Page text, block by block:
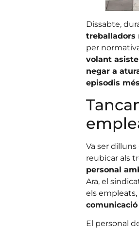
Dissabte,
treballadors
per
volant
negar a
episodis
Va ser
reubicar als
personal
Ara, el
els
El personal